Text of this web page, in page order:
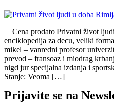
Cena prodato Privatni život
enciklopedija za decu, veliki
mikel – vanredni profesor
prevod – fransoaz i miodrag
nigd jur specijalna izdanja i
Stanje: Veoma […]
Prijavite se na